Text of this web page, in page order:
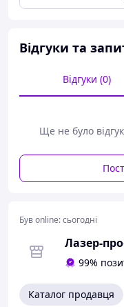
Відгуки та
Відгуки (0)
Ще не було
Був online:сьогодні
Лазер-
99%
Каталог продавця